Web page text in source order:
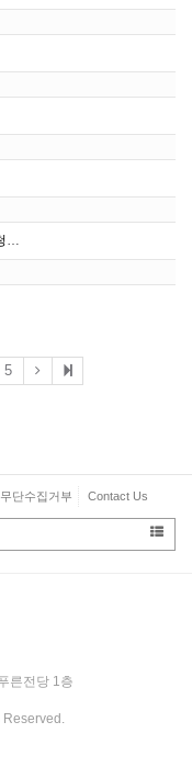
11월 가족 참여 성교육프로그램 <와글와글> 신청안내
5
단수집거부 Contact Us
른전당 1층
Reserved.